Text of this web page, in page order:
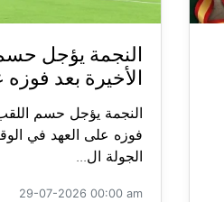
النجمة يؤجل
الأخيرة بعد
النجمة يؤجل حسم اللقب
الجولة ال...
29-07-2026 00:00 am